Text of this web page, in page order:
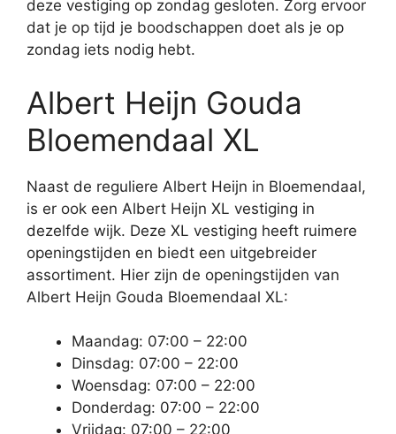
deze vestiging op zondag gesloten. Zorg ervoor
dat je op tijd je boodschappen doet als je op
zondag iets nodig hebt.
Albert Heijn Gouda
Bloemendaal XL
Naast de reguliere Albert Heijn in Bloemendaal,
is er ook een Albert Heijn XL vestiging in
dezelfde wijk. Deze XL vestiging heeft ruimere
openingstijden en biedt een uitgebreider
assortiment. Hier zijn de openingstijden van
Albert Heijn Gouda Bloemendaal XL:
Maandag: 07:00 – 22:00
Dinsdag: 07:00 – 22:00
Woensdag: 07:00 – 22:00
Donderdag: 07:00 – 22:00
Vrijdag: 07:00 – 22:00